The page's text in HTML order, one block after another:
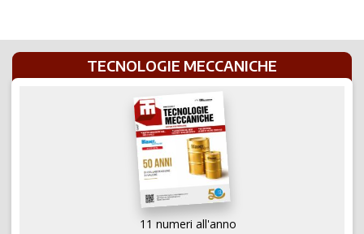
TECNOLOGIE MECCANICHE
11 numeri all'anno